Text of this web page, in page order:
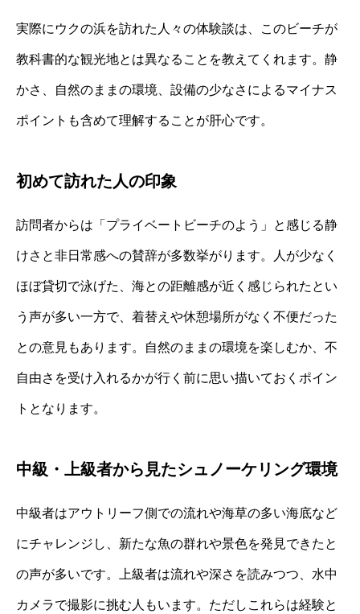
実際にウクの浜を訪れた人々の体験談は、このビーチが
教科書的な観光地とは異なることを教えてくれます。静
かさ、自然のままの環境、設備の少なさによるマイナス
ポイントも含めて理解することが肝心です。
初めて訪れた人の印象
訪問者からは「プライベートビーチのよう」と感じる静
けさと非日常感への賛辞が多数挙がります。人が少なく
ほぼ貸切で泳げた、海との距離感が近く感じられたとい
う声が多い一方で、着替えや休憩場所がなく不便だった
との意見もあります。自然のままの環境を楽しむか、不
自由さを受け入れるかが行く前に思い描いておくポイン
トとなります。
中級・上級者から見たシュノーケリング環境
中級者はアウトリーフ側での流れや海草の多い海底など
にチャレンジし、新たな魚の群れや景色を発見できたと
の声が多いです。上級者は流れや深さを読みつつ、水中
カメラで撮影に挑む人もいます。ただしこれらは経験と